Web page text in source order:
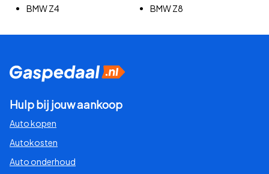
BMW Z4
BMW Z8
Hulp bij jouw aankoop
Auto kopen
Autokosten
Auto onderhoud